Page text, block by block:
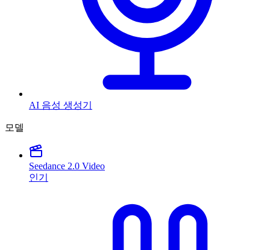
AI 음성 생성기
모델
Seedance 2.0 Video
인기